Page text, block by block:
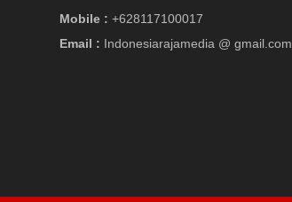
Mobile : +628117100017
Email : Indonesiarajamedia @ gmail.com